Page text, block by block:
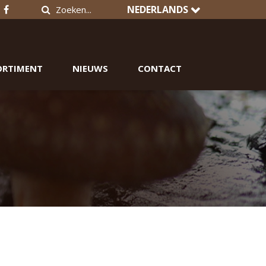
NEDERLANDS
NIEUWS CONTACT